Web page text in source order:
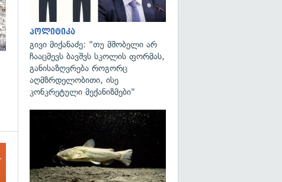
პოლიტიკა
გივი მიქანაძე: "თუ მშობელი არ
ჩააცმევს ბავშვს სკოლის ფორმას,
განისაზღვრება როგორც
აღმზრდელობითი, ისე
კონკრეტული მექანიზმები"